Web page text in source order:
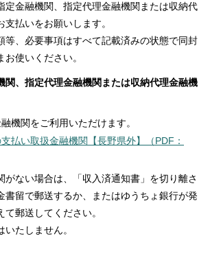
定金融機関、指定代理金融機関または収納代
払いをお願いします。
等、必要事項はすべて記載済みの状態で同封
お使いください。
関、指定代理金融機関または収納代理金融機
機関をご利用いただけます。
払い取扱金融機関【長野県外】（PDF：
がない場合は、「収入済通知書」を切り離さ
書留で郵送するか、またはゆうちょ銀行が発
郵送してください。
たしません。